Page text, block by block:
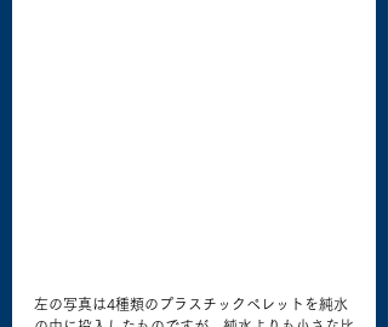
左の写真は4種類のプラスチックペレットを純水